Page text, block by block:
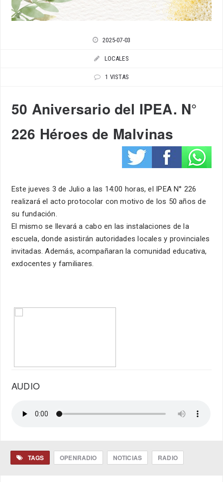
2025-07-03
LOCALES
1 VISTAS
50 Aniversario del IPEA. N°
226 Héroes de Malvinas
Este jueves 3 de Julio a las 14:00 horas, el IPEA N° 226
realizará el acto protocolar con motivo de los 50 años de
su fundación.
El mismo se llevará a cabo en las instalaciones de la
escuela, donde asistirán autoridades locales y provinciales
invitadas. Además, acompañaran la comunidad educativa,
exdocentes y familiares.
AUDIO
TAGS OPENRADIO NOTICIAS RADIO